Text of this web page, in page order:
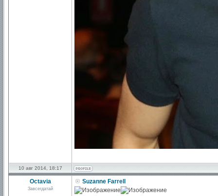
10 авг 2014, 18:17
Octavia
Завсегдатай
Suzanne Farrell